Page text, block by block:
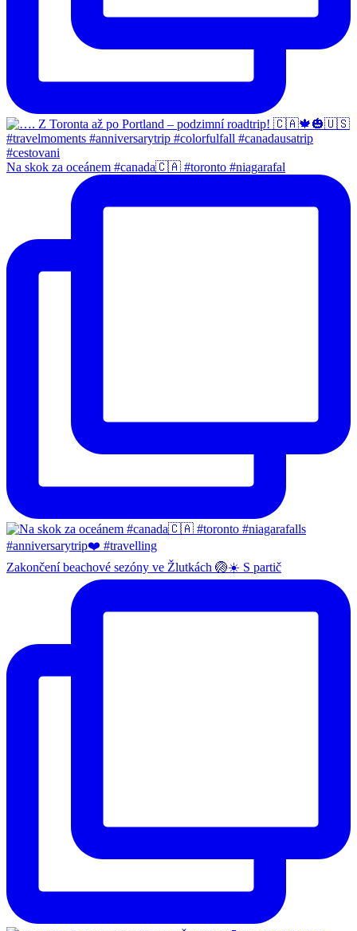
Na skok za oceánem #canada🇨🇦 #toronto #niagarafal
Zakončení beachové sezóny ve Žlutkách 🏐☀️ S partič